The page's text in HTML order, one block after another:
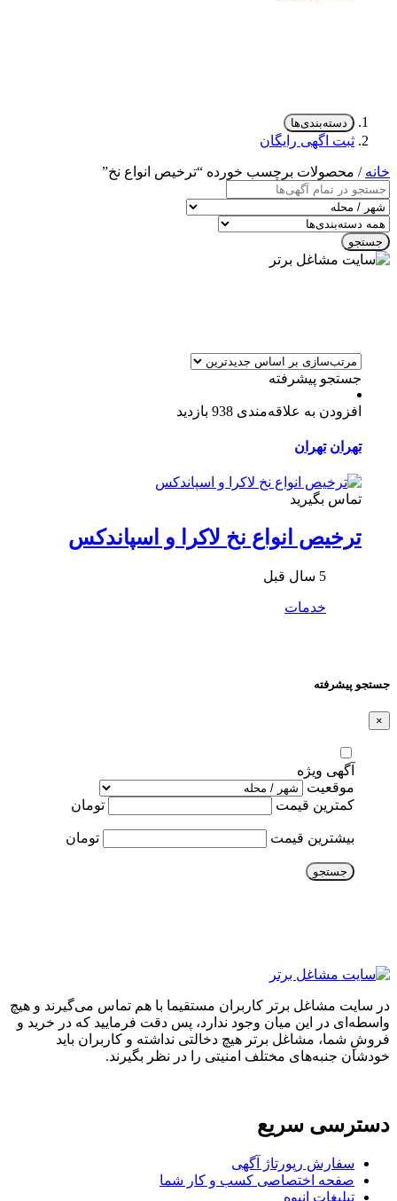
دسته‌بندی‌ها
ثبت اگهی رایگان
خانه / محصولات برچسب خورده “ترخیص انواع نخ”
جستجو
جستجو پیشرفته
افزودن به علاقه‌مندی 938 بازدید
تهران تهران
تماس بگیرید
ترخیص انواع نخ لاکرا و اسپاندکس
5 سال قبل
خدمات
جستجو پیشرفته
×
آگهی ویژه
موقعیت
کمترین قیمت
تومان
بیشترین قیمت تومان
جستجو
در سایت مشاغل برتر کاربران مستقیما با هم تماس می‌گیرند و هیچ
واسطه‌ای در این میان وجود ندارد، پس دقت فرمایید که در خرید و
فروشِ شما، مشاغل برتر هیچ دخالتی نداشته و کاربران باید
خودشان جنبه‌های مختلف امنیتی را در نظر بگیرند.
دسترسی سریع
سفارش رپورتاژ آگهی
صفحه اختصاصی کسب و کار شما
تبلیغات انبوه